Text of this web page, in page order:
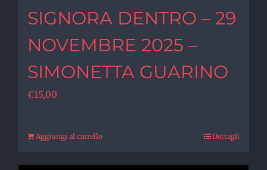
SIGNORA DENTRO – 29
NOVEMBRE 2025 –
SIMONETTA GUARINO
€15,00
Aggiungi al carrello Dettagli